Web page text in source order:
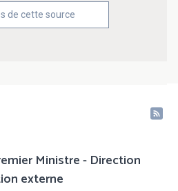
de cette source
Ministre - Direction
externe